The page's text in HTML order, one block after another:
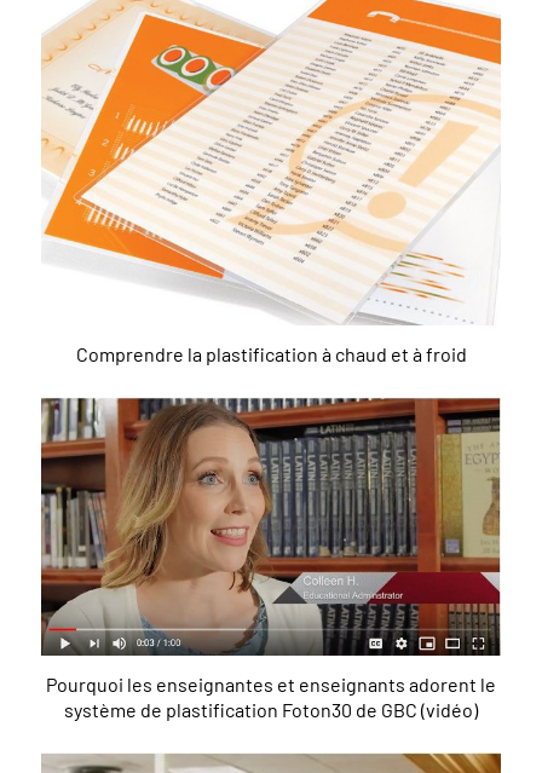
Comprendre la plastification à chaud et à froid
Pourquoi les enseignantes et enseignants adorent le
système de plastification Foton30 de GBC (vidéo)